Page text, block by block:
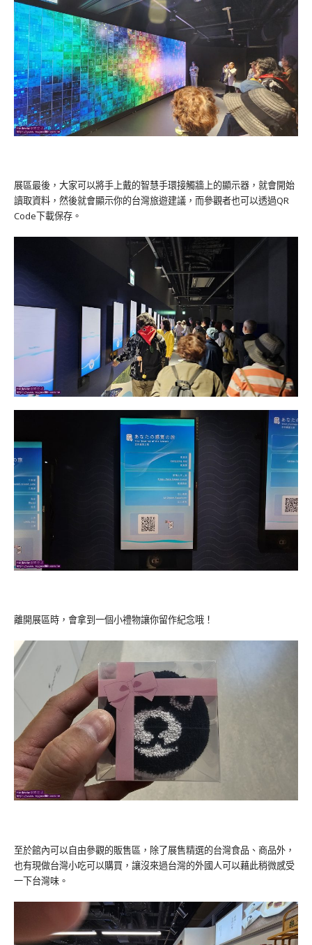
展區最後，大家可以將手上戴的智慧手環接觸牆上的顯示器，就會開始
讀取資料，然後就會顯示你的台灣旅遊建議，而參觀者也可以透過QR
Code下載保存。
離開展區時，會拿到一個小禮物讓你留作紀念哦！
至於館內可以自由參觀的販售區，除了展售精選的台灣食品、商品外，
也有現做台灣小吃可以購買，讓沒來過台灣的外國人可以藉此稍微感受
一下台灣味。